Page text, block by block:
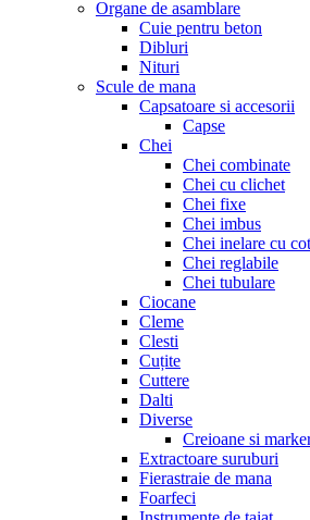
Organe de asamblare
Cuie pentru beton
Dibluri
Nituri
Scule de mana
Capsatoare si accesorii
Capse
Chei
Chei combinate
Chei cu clichet
Chei fixe
Chei imbus
Chei inelare cu cot
Chei reglabile
Chei tubulare
Ciocane
Cleme
Clesti
Cuțite
Cuttere
Dalti
Diverse
Creioane si
Extractoare suruburi
Fierastraie de mana
Foarfeci